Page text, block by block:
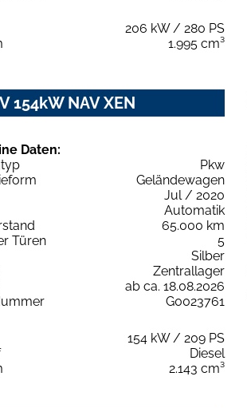
206 kW / 280 PS
1.995 cm³
154kW NAV XEN
Daten:
Pkw
Geländewagen
Jul / 2020
Automatik
65.000 km
Türen
5
Silber
Zentrallager
ab ca. 18.08.2026
G0023761
154 kW / 209 PS
Diesel
2.143 cm³